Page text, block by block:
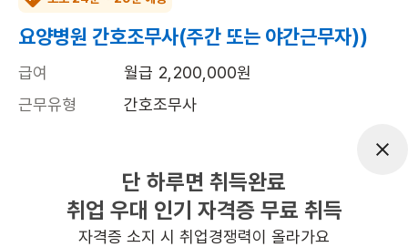
요양병원 간호조무사(주간 또는 야간근무자))
급여
월급 2,200,000원
근무유형
간호조무사
평일 : (근무시간) (오전) 8시 30분 ~ (오
후) 5시 30분, 주 5일 근무, 평균근무시
간 : 40
단 하루면 취득완료
취업 우대 인기 자격증 무료 취득
자격증 소지 시 취업경쟁력이 올라가요